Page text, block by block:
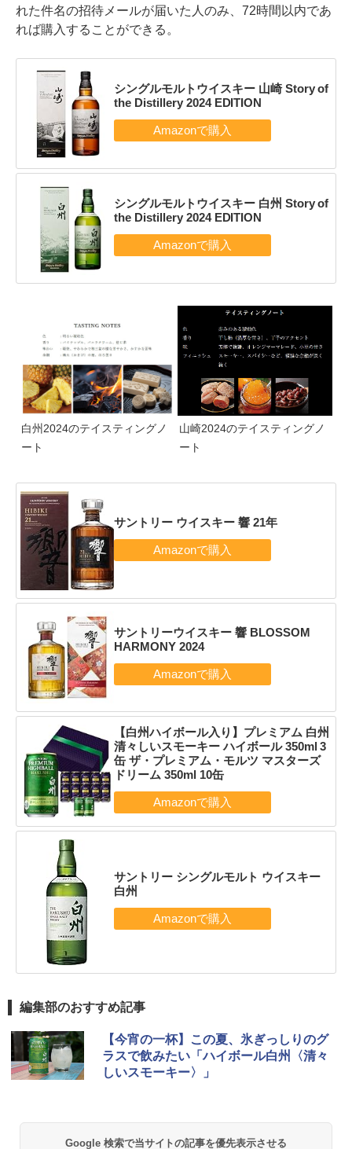
れた件名の招待メールが届いた人のみ、72時間以内であ
れば購入することができる。
シングルモルトウイスキー 山崎 Story of
the Distillery 2024 EDITION
シングルモルトウイスキー 白州 Story of
the Distillery 2024 EDITION
白州2024のテイスティングノ
ート
山崎2024のテイスティングノ
ート
サントリー ウイスキー 響 21年
サントリーウイスキー 響 BLOSSOM
HARMONY 2024
【白州ハイボール入り】プレミアム 白州
清々しいスモーキー ハイボール 350ml 3
缶 ザ・プレミアム・モルツ マスターズ
ドリーム 350ml 10缶
サントリー シングルモルト ウイスキー
白州
編集部のおすすめ記事
【今宵の一杯】この夏、氷ぎっしりのグ
ラスで飲みたい「ハイボール白州〈清々
しいスモーキー〉」
Google 検索で当サイトの記事を優先表示させる